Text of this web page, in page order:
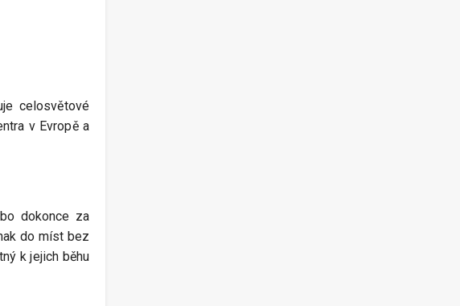
celosvětové
v Evropě a
dokonce za
do míst bez
k jejich běhu